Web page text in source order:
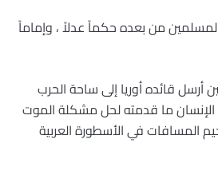
من بعده حكماً عدلاً ، وإماماً
قائده أوريا إلى ساحة الحرب
الإنسان ما قدمته لحل مشكلة الموت
المسافات في الأسطورة العربية